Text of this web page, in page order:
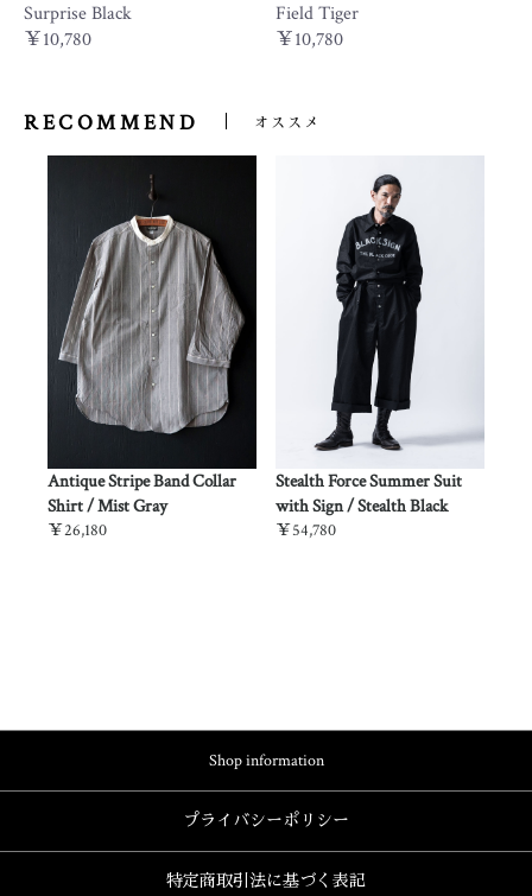
Surprise Black
￥10,780
Field Tiger
￥10,780
RECOMMEND オススメ
Antique Stripe Band Collar
Shirt / Mist Gray
￥26,180
Stealth Force Summer Suit
with Sign / Stealth Black
￥54,780
Shop information
プライバシーポリシー
特定商取引法に基づく表記